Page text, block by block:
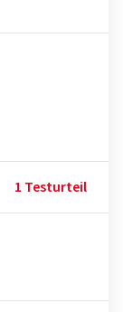
1 Testurteil